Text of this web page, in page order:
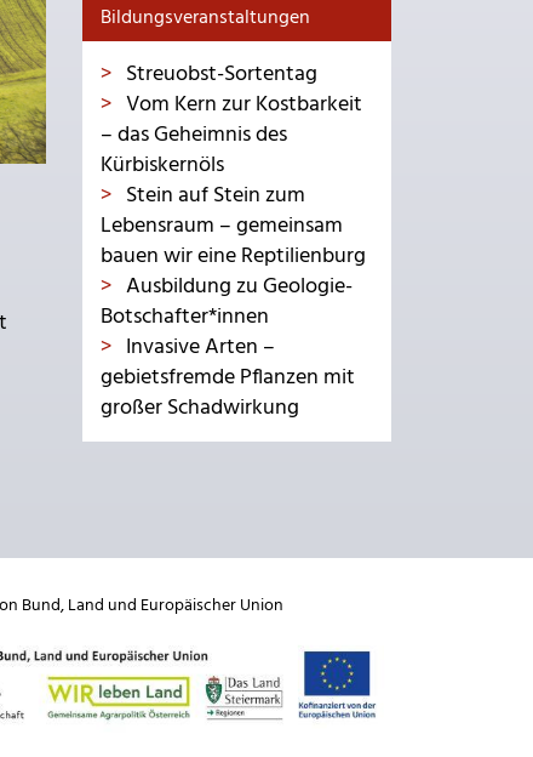
Bildungsveranstaltungen
Streuobst-Sortentag
Vom Kern zur Kostbarkeit
– das Geheimnis des
Kürbiskernöls
Stein auf Stein zum
Lebensraum – gemeinsam
bauen wir eine Reptilienburg
Ausbildung zu Geologie-
Botschafter*innen
Invasive Arten –
gebietsfremde Pflanzen mit
großer Schadwirkung
Bund,Land und Europäischer Union